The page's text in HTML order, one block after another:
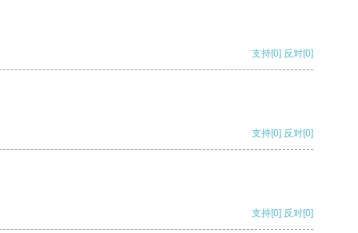
支持[0] 反对[0]
支持[0] 反对[0]
支持[0] 反对[0]